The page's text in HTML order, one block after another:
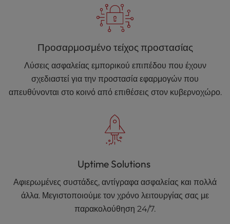
Προσαρμοσμένο τείχος προστασίας
Λύσεις ασφαλείας εμπορικού επιπέδου που έχουν
σχεδιαστεί για την προστασία εφαρμογών που
απευθύνονται στο κοινό από επιθέσεις στον κυβερνοχώρο.
Uptime Solutions
Αφιερωμένες συστάδες, αντίγραφα ασφαλείας και πολλά
άλλα. Μεγιστοποιούμε τον χρόνο λειτουργίας σας με
παρακολούθηση 24/7.